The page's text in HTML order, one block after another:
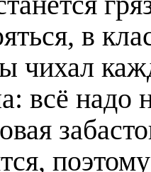
в
чихал
всё надо